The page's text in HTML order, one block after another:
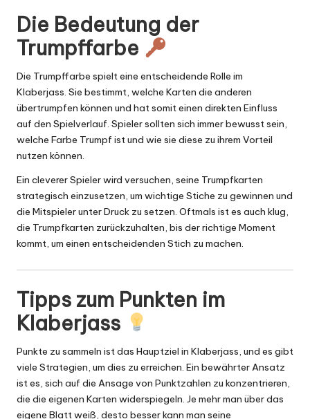
Die Bedeutung der
Trumpffarbe
Die Trumpffarbe spielt eine entscheidende Rolle im
Klaberjass. Sie bestimmt, welche Karten die anderen
übertrumpfen können und hat somit einen direkten Einfluss
auf den Spielverlauf. Spieler sollten sich immer bewusst sein,
welche Farbe Trumpf ist und wie sie diese zu ihrem Vorteil
nutzen können.
Ein cleverer Spieler wird versuchen, seine Trumpfkarten
strategisch einzusetzen, um wichtige Stiche zu gewinnen und
die Mitspieler unter Druck zu setzen. Oftmals ist es auch klug,
die Trumpfkarten zurückzuhalten, bis der richtige Moment
kommt, um einen entscheidenden Stich zu machen.
Tipps zum Punkten im
Klaberjass
Punkte zu sammeln ist das Hauptziel in Klaberjass, und es gibt
viele Strategien, um dies zu erreichen. Ein bewährter Ansatz
ist es, sich auf die Ansage von Punktzahlen zu konzentrieren,
die die eigenen Karten widerspiegeln. Je mehr man über das
eigene Blatt weiß, desto besser kann man seine